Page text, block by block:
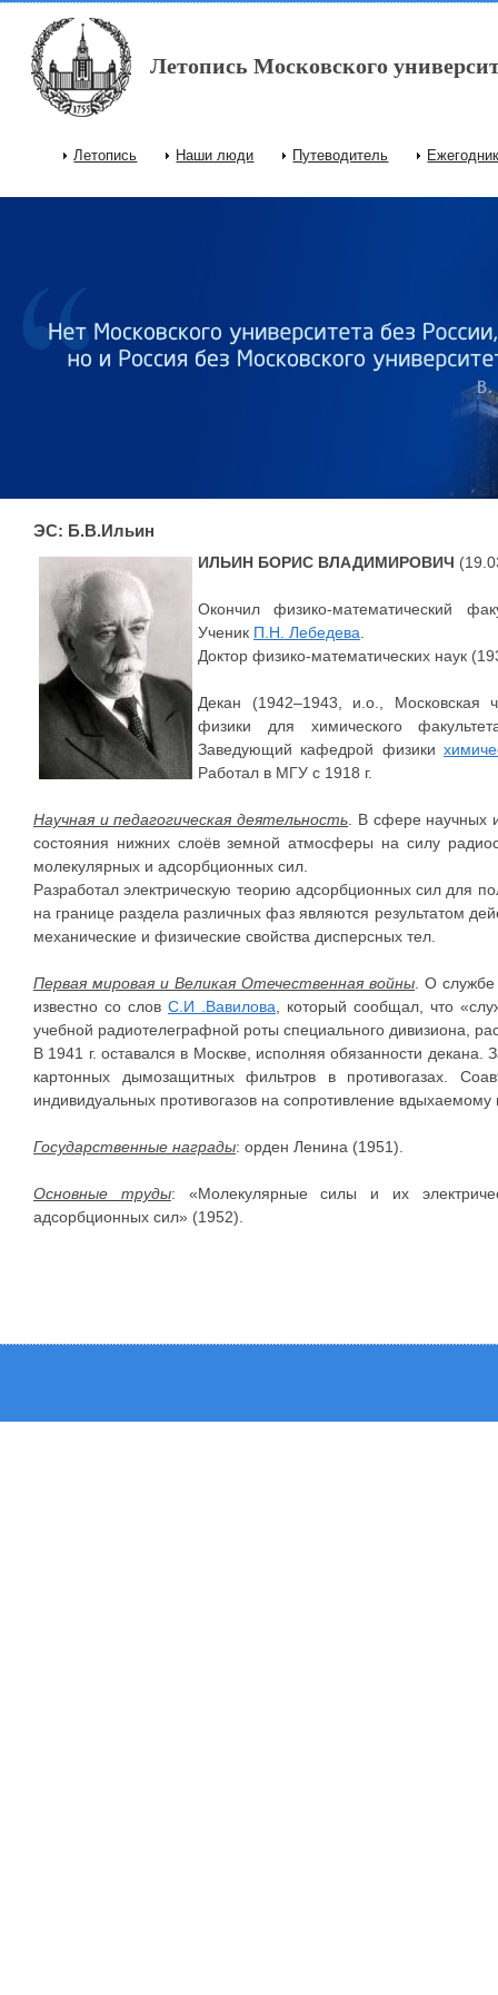
Перейти к основному содержанию
Летопись Московского
Главное меню
Летопись Наши люди Путеводитель
ЭС: Б.В.Ильин
ИЛЬИН БОРИС ВЛАДИМИРОВИЧ
Окончил физико-математический
Ученик П.Н. Лебедева
Доктор физико-математических наук
Декан (1942–1943, и.о.,
физики для химического
Заведующий кафедрой физики
Работал в МГУ с 1918 г.
Научная и педагогическая деятельность . В сфере научных
состояния нижних слоёв земной атмосферы на силу
молекулярных и адсорбционных сил.
Разработал электрическую теорию адсорбционных сил для
на границе раздела различных фаз являются результатом
механические и физические свойства дисперсных тел.
Первая мировая и Великая Отечественная войны . О
известно со слов С.И .Вавилова , который сообщал, что
учебной радиотелеграфной роты специального дивизиона,
В 1941 г. оставался в Москве, исполняя обязанности
картонных дымозащитных фильтров в противогазах.
индивидуальных противогазов на сопротивление вдыхаемому
Государственные награды: орден Ленина (1951).
Основные труды: «Молекулярные силы и их
адсорбционных сил» (1952).